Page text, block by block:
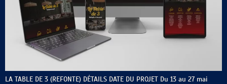
LA TABLE DE 3 (REFONTE) DÉTAILS DATE DU PROJET Du 13 au 27 mai